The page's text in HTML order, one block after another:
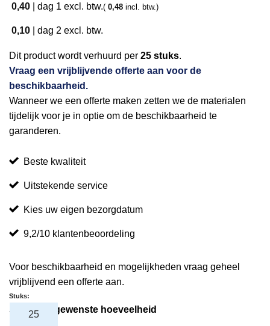
0,40 dag 1 excl. btw.( 0,48 incl. btw.)
0,10 dag 2 excl. btw.
Dit product wordt verhuurd per 25 stuks.
Vraag een vrijblijvende offerte aan voor de
beschikbaarheid.
Wanneer we een offerte maken zetten we de materialen
tijdelijk voor je in optie om de beschikbaarheid te
garanderen.
Beste kwaliteit
Uitstekende service
Kies uw eigen bezorgdatum
9,2/10 klantenbeoordeling
Voor beschikbaarheid en mogelijkheden vraag geheel
vrijblijvend een offerte aan.
Selecteer gewenste hoeveelheid
Stuks: